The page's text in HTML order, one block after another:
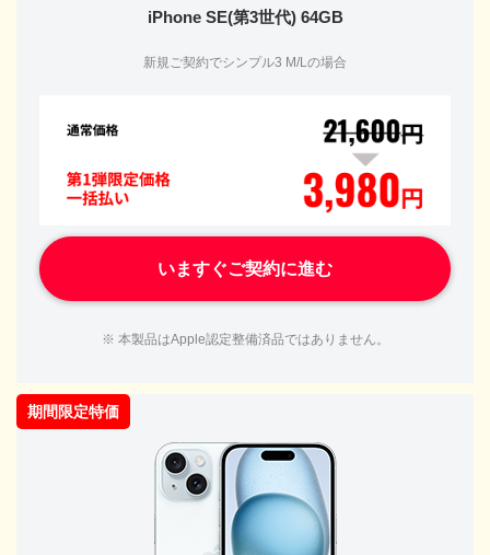
iPhone SE(第3世代) 64GB
新規ご契約でシンプル3 M/Lの場合
いますぐご契約に進む
※ 本製品はApple認定整備済品ではありません。
期間限定特価